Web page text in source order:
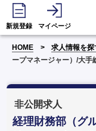
新規登録 マイページ
HOME 求人情報を探
ープマネージャー）/大手
非公開求人
経理財務部（グ